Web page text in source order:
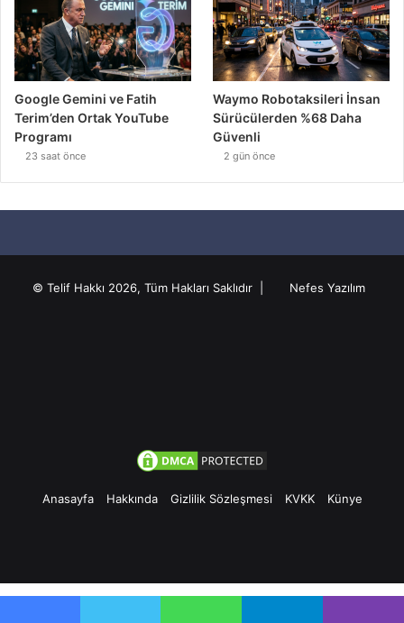
Google Gemini ve Fatih
Terim’den Ortak YouTube
Programı
23 saat önce
Waymo Robotaksileri İnsan
Sürücülerden %68 Daha
Güvenli
2 gün önce
© Telif Hakkı 2026, Tüm Hakları Saklıdır | Nefes Yazılım
Anasayfa Hakkında Gizlilik Sözleşmesi KVKK Künye